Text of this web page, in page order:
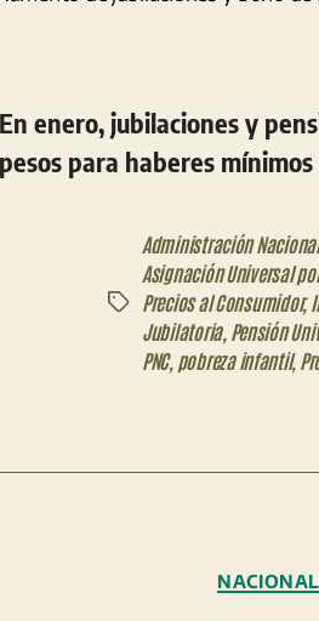
En enero, jubilaciones y
pesos para haberes
Etiquetas
Administración
Asignación Universal
Precios al Consumidor,
Jubilatoria, Pensión
PNC, pobreza infantil,